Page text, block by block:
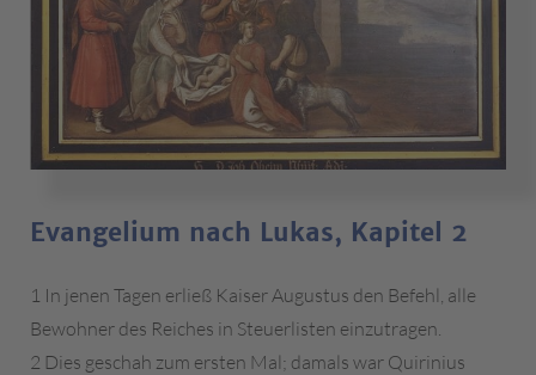
Evangelium nach Lukas, Kapitel 2
1 In jenen Tagen erließ Kaiser Augustus den Befehl, alle
Bewohner des Reiches in Steuerlisten einzutragen.
2 Dies geschah zum ersten Mal; damals war Quirinius